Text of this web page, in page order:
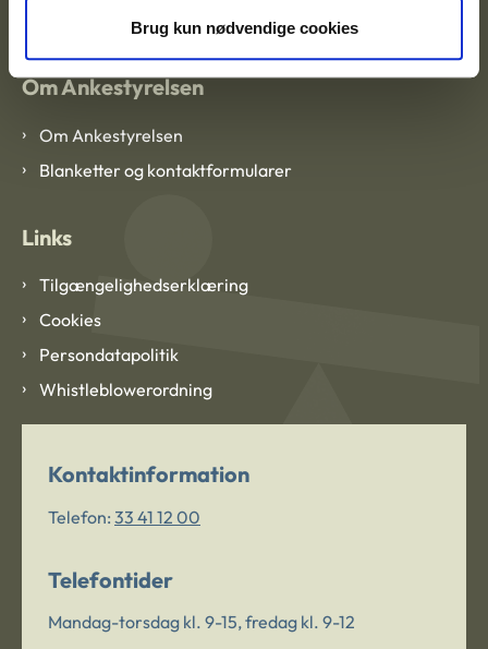
Brug kun nødvendige cookies
Om Ankestyrelsen
Om Ankestyrelsen
Blanketter og kontaktformularer
Links
Tilgængelighedserklæring
Cookies
Persondatapolitik
Whistleblowerordning
Kontaktinformation
Telefon: 33 41 12 00
Telefontider
Mandag-torsdag kl. 9-15, fredag kl. 9-12